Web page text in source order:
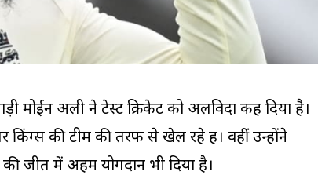
मोईन अली ने टेस्ट क्रिकेट को अलविदा कह दिया है।
की टीम की तरफ से खेल रहे हैं। वहीं उन्होंने
में अहम योगदान भी दिया है।